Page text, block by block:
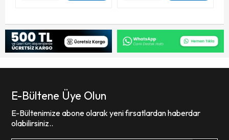
E-Bültene Üye Olun
E-Bültenimize abone olarak yeni fırsatlardan haberdar
olabilirsiniz..